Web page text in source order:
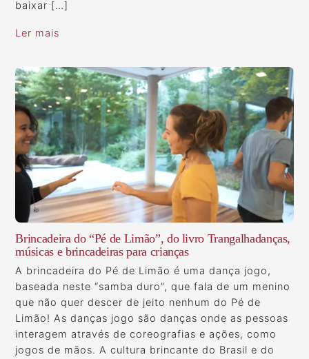
baixar […]
Ler mais
Brincadeira do “Pé de Limão”, do livro Trangalhadanças,
músicas e brincadeiras para crianças
A brincadeira do Pé de Limão é uma dança jogo,
baseada neste “samba duro”, que fala de um menino
que não quer descer de jeito nenhum do Pé de
Limão! As danças jogo são danças onde as pessoas
interagem através de coreografias e ações, como
jogos de mãos. A cultura brincante do Brasil e do